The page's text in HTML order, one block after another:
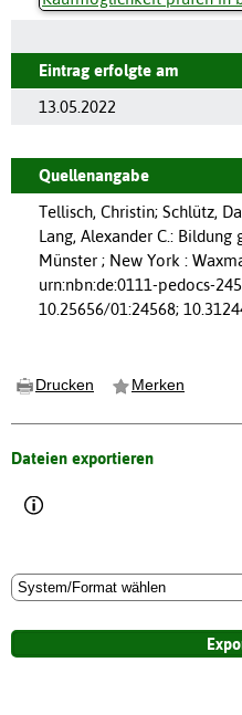
Eintrag erfolgte am
13.05.2022
Quellenangabe
Tellisch, Christin; Schlütz,
Lang, Alexander C.:
Münster ; New York :
urn:nbn:de:0111-pedocs-
10.25656/01:24568;
Drucken Merken
Dateien exportieren